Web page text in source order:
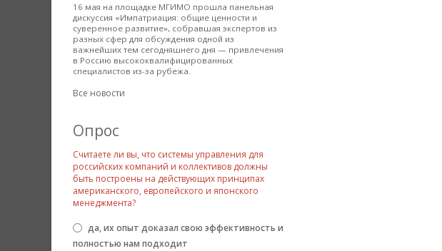
16 мая на площадке МГИМО прошла панельная
дискуссия «Импатриация: общие ценности и
суверенное развитие», собравшая экспертов из
разных сфер для обсуждения одной из
важнейших тем сегодняшнего дня — привлечения
в Россию высококвалифицированных
специалистов из-за рубежа.
Все новости
Опрос
Считаете ли вы, что системы управления для
российских компаний и коллективов должны
быть построены на действующих принципах
американского, европейского и японского
менеджмента?
Варианты
да, их опыт доказал свою эффективность и
полностью нам подходит